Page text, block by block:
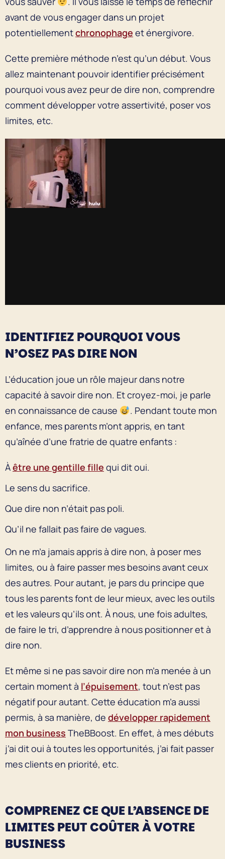
avant de vous engager dans un projet
potentiellementchronophage et énergivore.
Cette première méthode n’est qu’un début. Vous
allez maintenant pouvoir identifier précisément
pourquoi vous avez peur de dire non, comprendre
comment développer votre assertivité, poser vos
limites, etc.
IDENTIFIEZ POURQUOI VOUS
N’OSEZ PAS DIRE NON
L’éducation joue un rôle majeur dans notre
capacité à savoir dire non. Et croyez-moi, je parle
en connaissance de cause
. Pendant toute mon
enfance, mes parents m’ont appris, en tant
qu’aînée d’une fratrie de quatre enfants :
Àêtre une gentille fille qui dit oui.
Le sens du sacrifice.
Que dire non n’était pas poli.
Qu’il ne fallait pas faire de vagues.
On ne m’a jamais appris à dire non, à poser mes
limites, ou à faire passer mes besoins avant ceux
des autres. Pour autant, je pars du principe que
tous les parents font de leur mieux, avec les outils
et les valeurs qu’ils ont. À nous, une fois adultes,
de faire le tri, d’apprendre à nous positionner et à
dire non.
Et même si ne pas savoir dire non m’a menée à un
certain moment à l’épuisement, tout n’est pas
négatif pour autant. Cette éducation m’a aussi
permis, à sa manière, de développer rapidement
mon business TheBBoost. En effet, à mes débuts
j’ai dit oui à toutes les opportunités, j’ai fait passer
mes clients en priorité, etc.
COMPRENEZ CE QUE L’ABSENCE DE
LIMITES PEUT COÛTER À VOTRE
BUSINESS